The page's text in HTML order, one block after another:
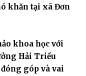
khăn tại xã Đơn
khoa học với
Hải Triều
đóng góp và vai